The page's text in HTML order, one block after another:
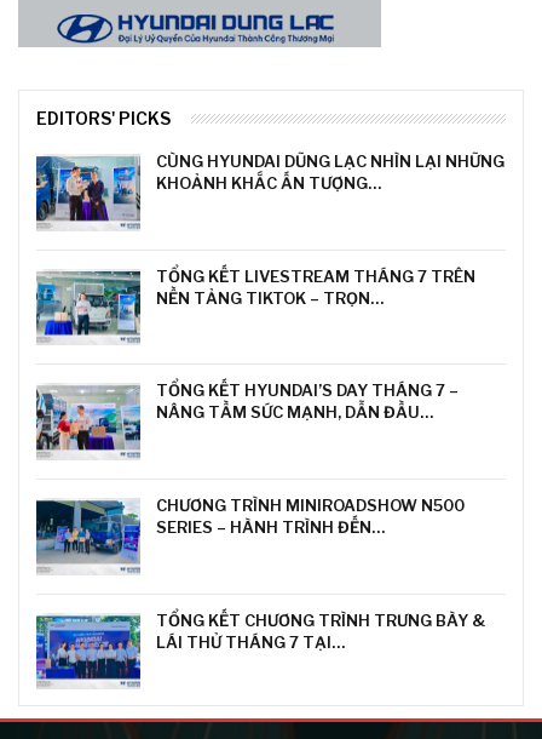
EDITORS' PICKS
CÙNG HYUNDAI DŨNG LẠC NHÌN LẠI NHỮNG
KHOẢNH KHẮC ẤN TƯỢNG…
TỔNG KẾT LIVESTREAM THÁNG 7 TRÊN
NỀN TẢNG TIKTOK – TRỌN…
TỔNG KẾT HYUNDAI’S DAY THÁNG 7 –
NÂNG TẦM SỨC MẠNH, DẪN ĐẦU…
CHƯƠNG TRÌNH MINIROADSHOW N500
SERIES – HÀNH TRÌNH ĐẾN…
TỔNG KẾT CHƯƠNG TRÌNH TRƯNG BÀY &
LÁI THỬ THÁNG 7 TẠI…